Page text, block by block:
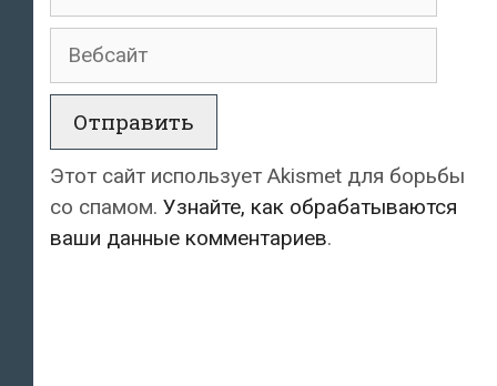
Вебсайт
Этот сайт использует Akismet для борьбы
со спамом. Узнайте, как обрабатываются
ваши данные комментариев.